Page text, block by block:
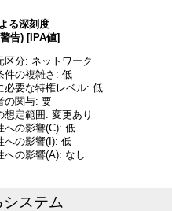
る深刻度
告) [IPA値]
区分: ネットワーク
件の複雑さ: 低
必要な特権レベル: 低
の関与: 要
想定範囲: 変更あり
への影響(C): 低
への影響(I): 低
への影響(A): なし
ステム